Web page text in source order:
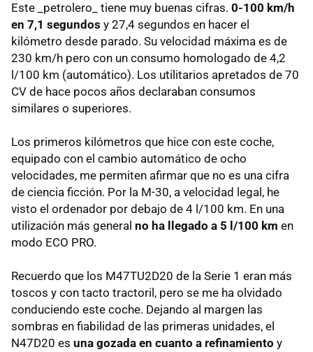
Este _petrolero_ tiene muy buenas cifras. 0-100 km/h
en 7,1 segundos y 27,4 segundos en hacer el
kilómetro desde parado. Su velocidad máxima es de
230 km/h pero con un consumo homologado de 4,2
l/100 km (automático). Los utilitarios apretados de 70
CV de hace pocos años declaraban consumos
similares o superiores.
Los primeros kilómetros que hice con este coche,
equipado con el cambio automático de ocho
velocidades, me permiten afirmar que no es una cifra
de ciencia ficción. Por la M-30, a velocidad legal, he
visto el ordenador por debajo de 4 l/100 km. En una
utilización más general no ha llegado a 5 l/100 km en
modo ECO PRO.
Recuerdo que los M47TU2D20 de la Serie 1 eran más
toscos y con tacto tractoril, pero se me ha olvidado
conduciendo este coche. Dejando al margen las
sombras en fiabilidad de las primeras unidades, el
N47D20 es una gozada en cuanto a refinamiento y